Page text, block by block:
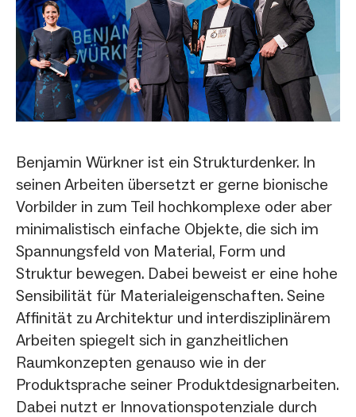
Benjamin Würkner ist ein Strukturdenker. In
seinen Arbeiten übersetzt er gerne bionische
Vorbilder in zum Teil hochkomplexe oder aber
minimalistisch einfache Objekte, die sich im
Spannungsfeld von Material, Form und
Struktur bewegen. Dabei beweist er eine hohe
Sensibilität für Materialeigenschaften. Seine
Affinität zu Architektur und interdisziplinärem
Arbeiten spiegelt sich in ganzheitlichen
Raumkonzepten genauso wie in der
Produktsprache seiner Produktdesignarbeiten.
Dabei nutzt er Innovationspotenziale durch